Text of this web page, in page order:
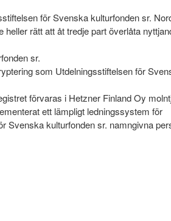
för Svenska kulturfonden sr.
rätt att åt tredje part överlåta
sr.
som Utdelningsstiftelsen för
förvaras i Hetzner Finland Oy
ett lämpligt ledningssystem för
Svenska kulturfonden sr. namngivna